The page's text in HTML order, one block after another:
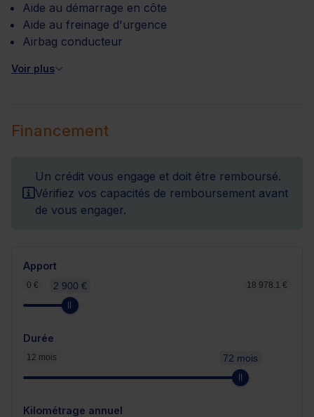
Aide au démarrage en côte
Aide au freinage d'urgence
Airbag conducteur
Voir plus
Financement
Un crédit vous engage et doit être remboursé.
Vérifiez vos capacités de remboursement avant
de vous engager.
Apport
0 € 18 978.1 €
2 900 €
Durée
12 mois 72 mois
Kilométrage annuel